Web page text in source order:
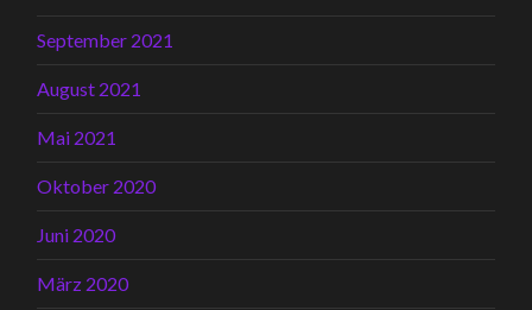
September 2021
August 2021
Mai 2021
Oktober 2020
Juni 2020
März 2020